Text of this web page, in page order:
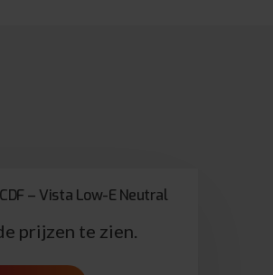
– Vista Low-E Neutral
prijzen te zien.